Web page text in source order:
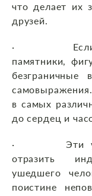
что делает их
друзей.
· Если вы
памятники,
безграничные
в самых
до сердец и
· Эти
отразить
ушедшего
поистине